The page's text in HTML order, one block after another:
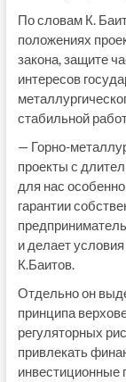
По словам К.
положениях
закона, защите
интересов
стабильной
— Горно-
проекты с
для нас
гарантии
и делает
К.Баитов.
Отдельно он
принципа
регуляторных
привлекать
инвестиционные